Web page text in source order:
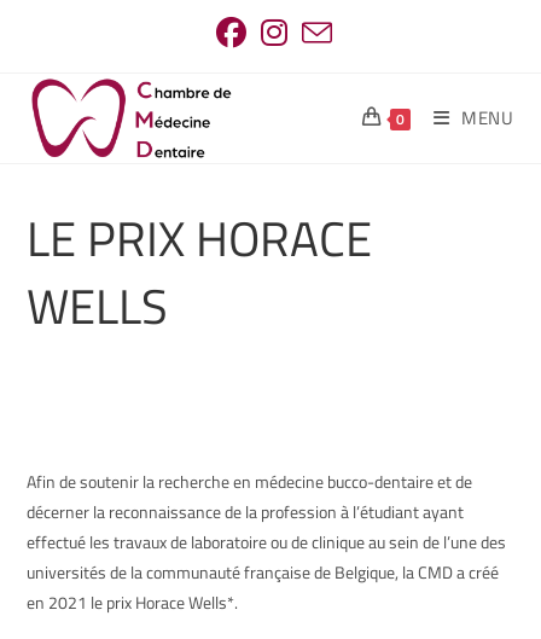
0 MENU
LE PRIX HORACE
WELLS
Afin de soutenir la recherche en médecine bucco-dentaire et de
décerner la reconnaissance de la profession à l’étudiant ayant
effectué les travaux de laboratoire ou de clinique au sein de l’une des
universités de la communauté française de Belgique, la CMD a créé
en 2021 le prix Horace Wells*.